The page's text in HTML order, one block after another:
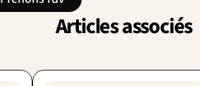
Articles associés